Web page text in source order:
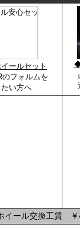
ールセット
フォルムを
い方へ
◆
イール交換工賃 ￥